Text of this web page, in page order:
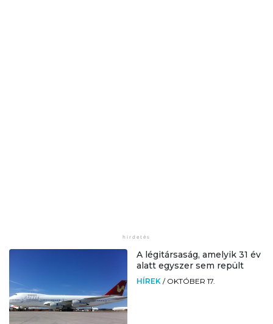
A légitársaság, amelyik 31 év
alatt egyszer sem repült
HÍREK / OKTÓBER 17.